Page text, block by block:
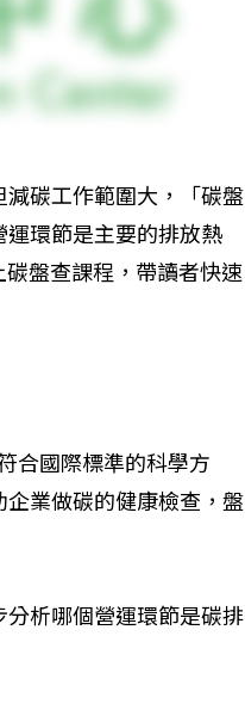
碳工作範圍大，「碳盤
環節是主要的排放熱
碳盤查課程，帶讀者快速
合國際標準的科學方
業做碳的健康檢查，盤
析哪個營運環節是碳排